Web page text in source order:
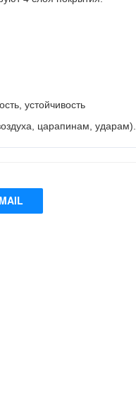
устойчивость
царапинам ударам).